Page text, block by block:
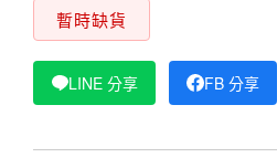
暫時缺貨
LINE 分享 FB 分享